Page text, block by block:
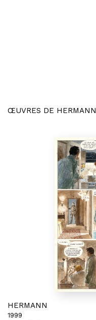
ŒUVRES DE HERMANN
HERMANN
1999